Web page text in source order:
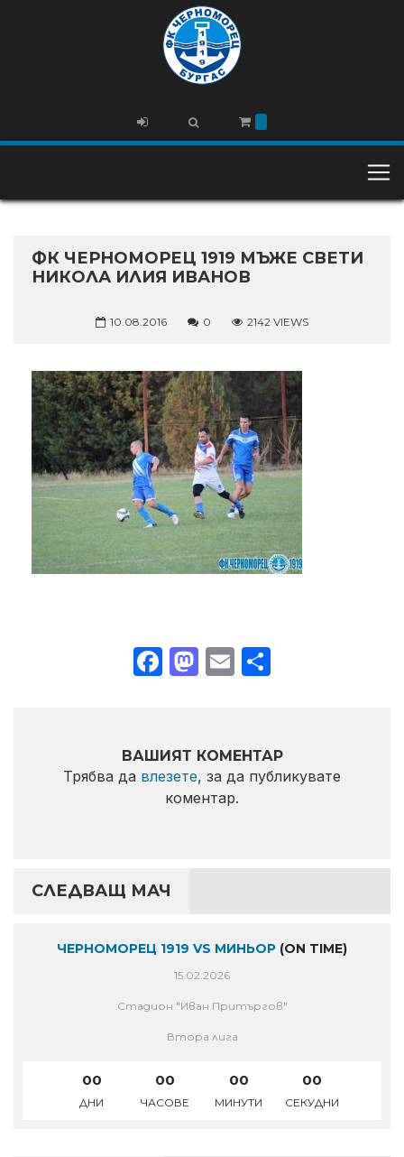
ФК ЧЕРНОМОРЕЦ 1919 МЪЖЕ СВЕТИ
НИКОЛА ИЛИЯ ИВАНОВ
10.08.2016 0 2142 VIEWS
Facebook
Mastodon
Email
ВАШИЯТ КОМЕНТАР
Трябва да влезете, за да публикувате
коментар.
СЛЕДВАЩ МАЧ
ЧЕРНОМОРЕЦ 1919 VS МИНЬОР (ON TIME)
15.02.2026
Стадион "Иван Притъргов"
Втора лига
00
ДНИ
00
ЧАСОВЕ
00
МИНУТИ
00
СЕКУДНИ